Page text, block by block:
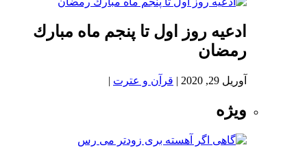
ادعيه روز اول تا پنجم ماه مبارك
رمضان
آوریل 29, 2020 | قرآن و عترت |
ویژه